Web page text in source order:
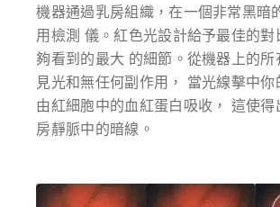
機器通過乳房組織，在一個非常黑暗
用檢測 儀。紅色光設計給予最佳的
夠看到的最大 的細節。從機器上的
見光和無任何副作用， 當光線擊中
由紅細胞中的血紅蛋白吸收， 這使
房靜脈中的暗線。